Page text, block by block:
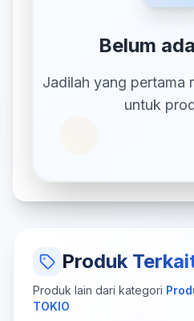
Belum
Jadilah yang pertama
untuk
Produk
Produk lain dari kategori
TOKIO